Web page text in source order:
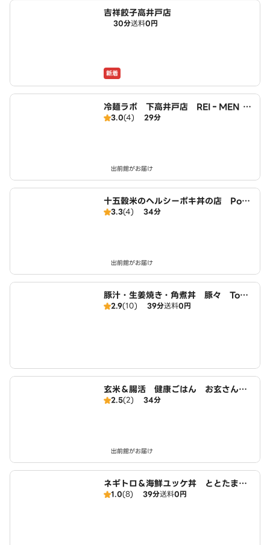
吉祥餃子高井戸店
30分送料0円
新着
冷麺ラボ 下高井戸店 REI‐MEN L
ABO SHIMOTAKAIDO
3.0(4) 29分
出前館がお届け
十五穀米のヘルシーポキ丼の店 Poke
Poke 世田谷店
3.3(4) 34分
出前館がお届け
豚汁・生姜焼き・角煮丼 豚々 Ton
‐Ton 久我山店
2.9(10) 39分送料0円
玄米＆腸活 健康ごはん お玄さんの
ねばとろ丼 世田谷店
2.5(2) 34分
出前館がお届け
ネギトロ＆海鮮ユッケ丼 ととたま
久我山店
1.0(8) 39分送料0円